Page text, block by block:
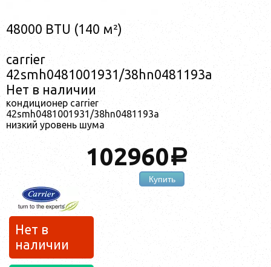
48000 BTU (140 м²)
carrier
42smh0481001931/38hn0481193a
Нет в наличии
кондиционер carrier
42smh0481001931/38hn0481193a
низкий уровень шума
102960a
Купить
Нет в
наличии